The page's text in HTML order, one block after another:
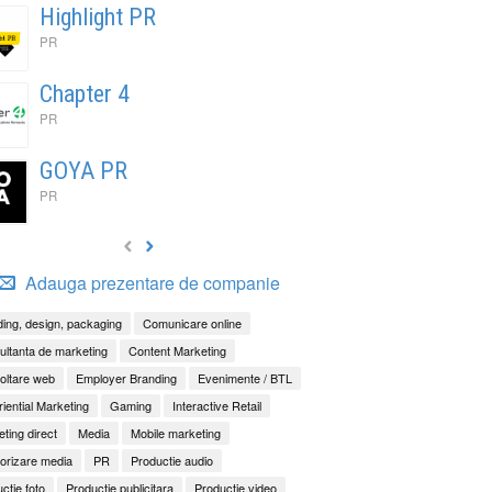
Highlight PR
PR
Chapter 4
PR
GOYA PR
PR
Adauga prezentare de companie
design, packaging
Comunicare online
de marketing
Content Marketing
web
Employer Branding
Evenimente / BTL
Marketing
Gaming
Interactive Retail
direct
Media
Mobile marketing
media
PR
Productie audio
foto
Productie publicitara Productie video